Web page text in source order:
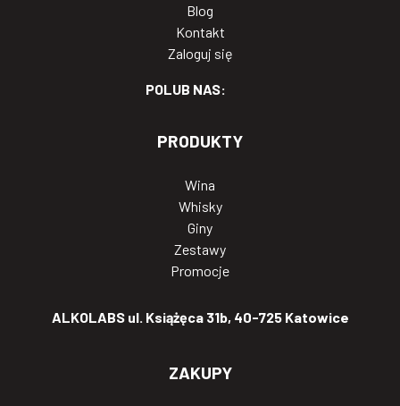
Blog
Kontakt
Zaloguj się
POLUB NAS:
PRODUKTY
Wina
Whisky
Giny
Zestawy
Promocje
ALKOLABS ul. Książęca 31b, 40-725 Katowice
ZAKUPY